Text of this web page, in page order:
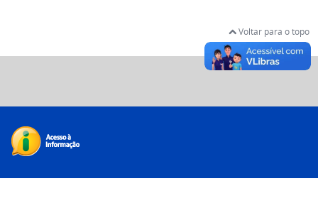
Voltar para o topo